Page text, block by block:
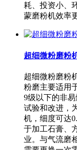
耗、投资小、
蒙磨粉机效率
超细微粉磨粉
超细微粉磨粉
粉磨主要适用
9级以下的非
试验和改进，
机，细度可达
于加工石膏、
业。与气流磨